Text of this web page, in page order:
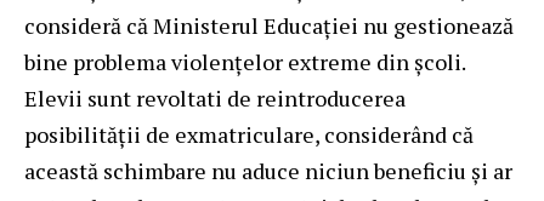
consideră că Ministerul Educației nu gestionează
bine problema violențelor extreme din școli.
Elevii sunt revoltati de reintroducerea
posibilității de exmatriculare, considerând că
această schimbare nu aduce niciun beneficiu și ar